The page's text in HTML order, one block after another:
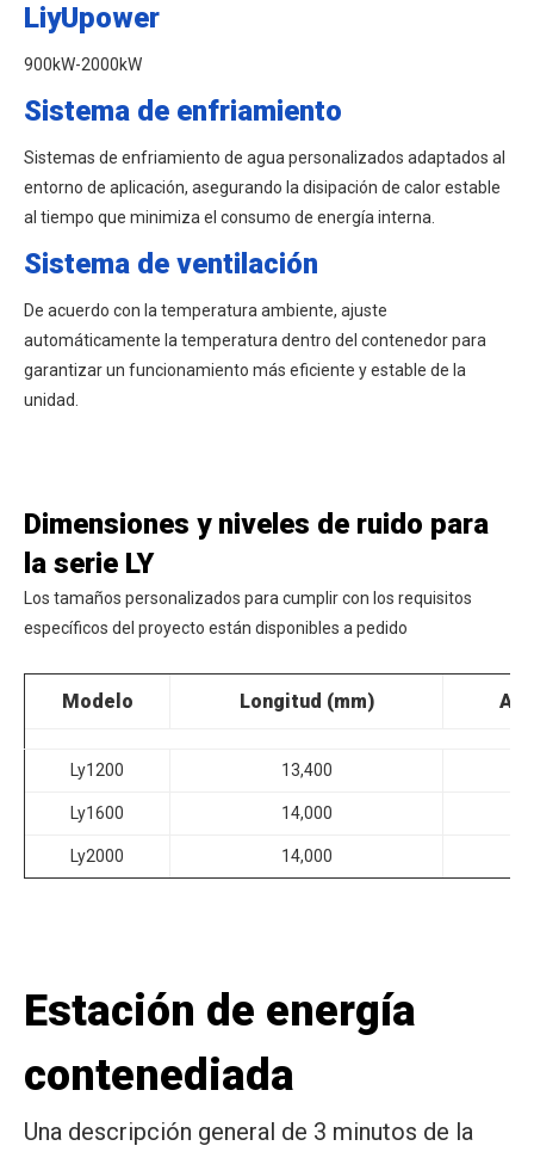
LiyUpower
900kW-2000kW
Sistema de enfriamiento
Sistemas de enfriamiento de agua personalizados adaptados al
entorno de aplicación, asegurando la disipación de calor estable
al tiempo que minimiza el consumo de energía interna.
Sistema de ventilación
De acuerdo con la temperatura ambiente, ajuste
automáticamente la temperatura dentro del contenedor para
garantizar un funcionamiento más eficiente y estable de la
unidad.
Dimensiones y niveles de ruido para
la serie LY
Los tamaños personalizados para cumplir con los requisitos
específicos del proyecto están disponibles a pedido
Modelo Longitud (mm)
Ly1200 13,400
Ly1600 14,000
Ly2000 14,000
Estación de energía
contenediada
Una descripción general de 3 minutos de la